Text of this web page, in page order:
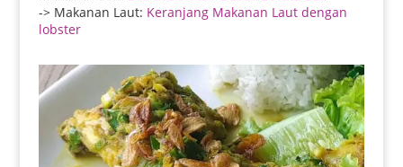
-> Makanan Laut: Keranjang Makanan Laut dengan
lobster